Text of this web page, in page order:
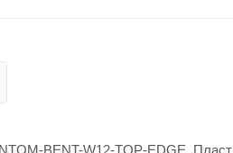
BENT-W12-TOP-EDGE.